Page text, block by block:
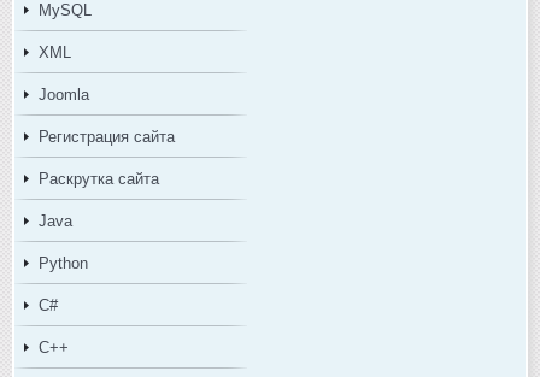
MySQL
XML
Joomla
Регистрация сайта
Раскрутка сайта
Java
Python
C#
C++